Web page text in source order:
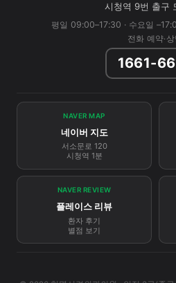
시청역 9번 출구
평일 09:00–17:30 · 수요일
전화 예약·
1661-
NAVER MAP
네이버 지도
서소문로 120
시청역 1분
NAVER REVIEW
플레이스 리뷰
환자 후기
별점 보기